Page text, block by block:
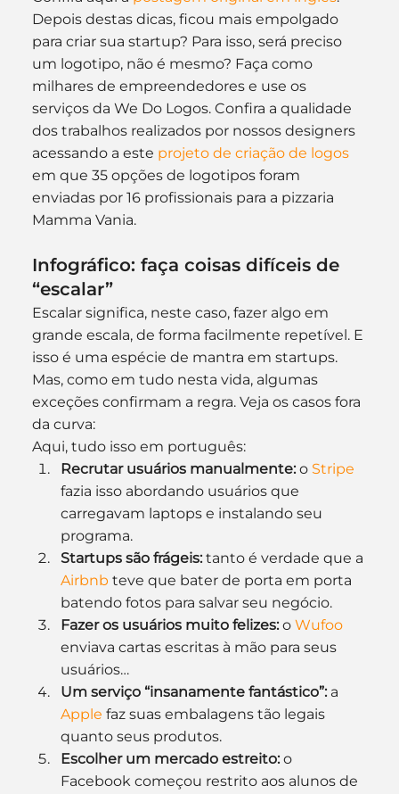
Depois destas dicas, ficou mais empolgado
para criar sua startup? Para isso, será preciso
um logotipo, não é mesmo? Faça como
milhares de empreendedores e use os
serviços da We Do Logos. Confira a qualidade
dos trabalhos realizados por nossos designers
acessando a este projeto de criação de logos
em que 35 opções de logotipos foram
enviadas por 16 profissionais para a pizzaria
Mamma Vania.
Infográfico: faça coisas difíceis de
“escalar”
Escalar significa, neste caso, fazer algo em
grande escala, de forma facilmente repetível. E
isso é uma espécie de mantra em startups.
Mas, como em tudo nesta vida, algumas
exceções confirmam a regra. Veja os casos fora
da curva:
Aqui, tudo isso em português:
Recrutar usuários manualmente: o Stripe
fazia isso abordando usuários que
carregavam laptops e instalando seu
programa.
Startups são frágeis: tanto é verdade que a
Airbnb teve que bater de porta em porta
batendo fotos para salvar seu negócio.
Fazer os usuários muito felizes: o Wufoo
enviava cartas escritas à mão para seus
usuários…
Um serviço “insanamente fantástico”: a
Apple faz suas embalagens tão legais
quanto seus produtos.
Escolher um mercado estreito: o
Facebook começou restrito aos alunos de